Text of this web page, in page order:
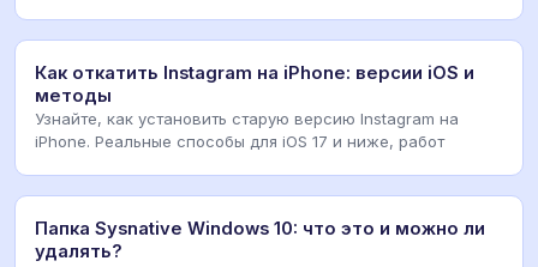
Как откатить Instagram на iPhone: версии iOS и
методы
Узнайте, как установить старую версию Instagram на
iPhone. Реальные способы для iOS 17 и ниже, работ
Папка Sysnative Windows 10: что это и можно ли
удалять?